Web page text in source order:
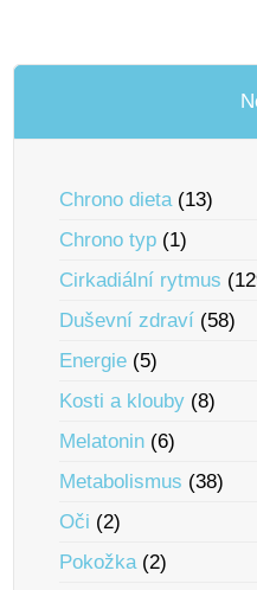
Chrono dieta(13)
Chrono typ (1)
Cirkadiální rytmus
Duševní zdraví (58)
Energie (5)
Kosti a klouby (8)
Melatonin (6)
Metabolismus (38)
Oči (2)
Pokožka(2)